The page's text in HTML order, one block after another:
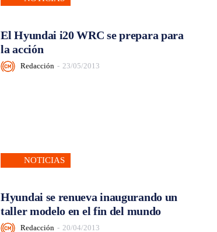
El Hyundai i20 WRC se prepara para
la acción
Redacción - 23/05/2013
NOTICIAS
Hyundai se renueva inaugurando un
taller modelo en el fin del mundo
Redacción - 20/04/2013